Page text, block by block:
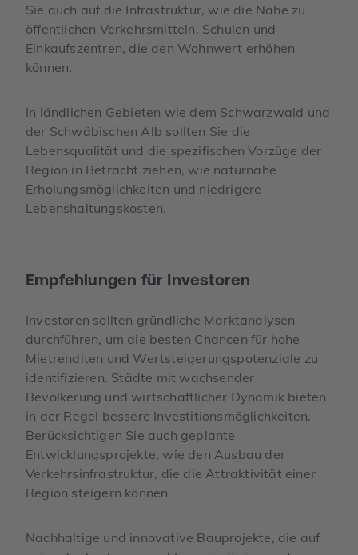
Sie auch auf die Infrastruktur, wie die Nähe zu
öffentlichen Verkehrsmitteln, Schulen und
Einkaufszentren, die den Wohnwert erhöhen
können.
In ländlichen Gebieten wie dem Schwarzwald und
der Schwäbischen Alb sollten Sie die
Lebensqualität und die spezifischen Vorzüge der
Region in Betracht ziehen, wie naturnahe
Erholungsmöglichkeiten und niedrigere
Lebenshaltungskosten.
Empfehlungen für Investoren
Investoren sollten gründliche Marktanalysen
durchführen, um die besten Chancen für hohe
Mietrenditen und Wertsteigerungspotenziale zu
identifizieren. Städte mit wachsender
Bevölkerung und wirtschaftlicher Dynamik bieten
in der Regel bessere Investitionsmöglichkeiten.
Berücksichtigen Sie auch geplante
Entwicklungsprojekte, wie den Ausbau der
Verkehrsinfrastruktur, die die Attraktivität einer
Region steigern können.
Nachhaltige und innovative Bauprojekte, die auf